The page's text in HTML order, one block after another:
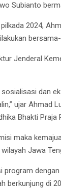
Subianto
2024,
Jenderal
dan
ujar Ahmad
Bhakti
maka
Jawa
program
berkunjung di